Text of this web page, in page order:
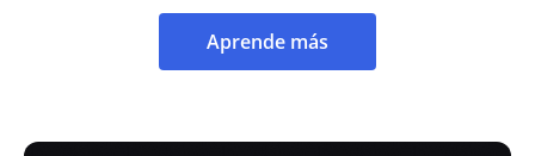
Aprende más